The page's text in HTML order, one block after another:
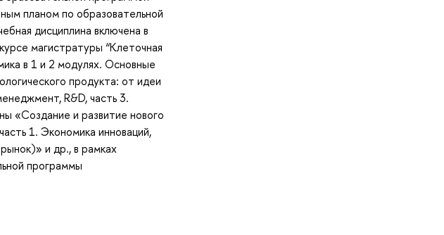
планом по образовательной
дисциплина включена в
магистратуры “Клеточная
в 1 и 2 модулях. Основные
продукта: от идеи
R&D, часть 3.
«Создание и развитие нового
1. Экономика инноваций,
и др., в рамках
программы